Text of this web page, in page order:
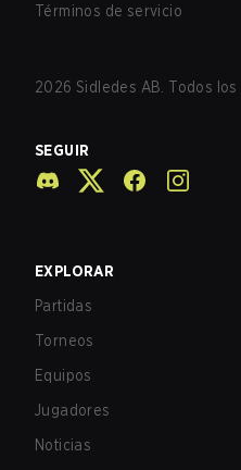
Términos de servicio
2026 Sidledes AB. Todos
SEGUIR
EXPLORAR
Partidas
Torneos
Equipos
Jugadores
Noticias